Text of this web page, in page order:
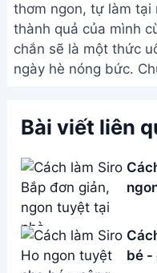
thơm ngon, tự làm
thành quả của mình
chắn sẽ là một thức
ngày hè nóng bức.
Bài viết liên
bé -